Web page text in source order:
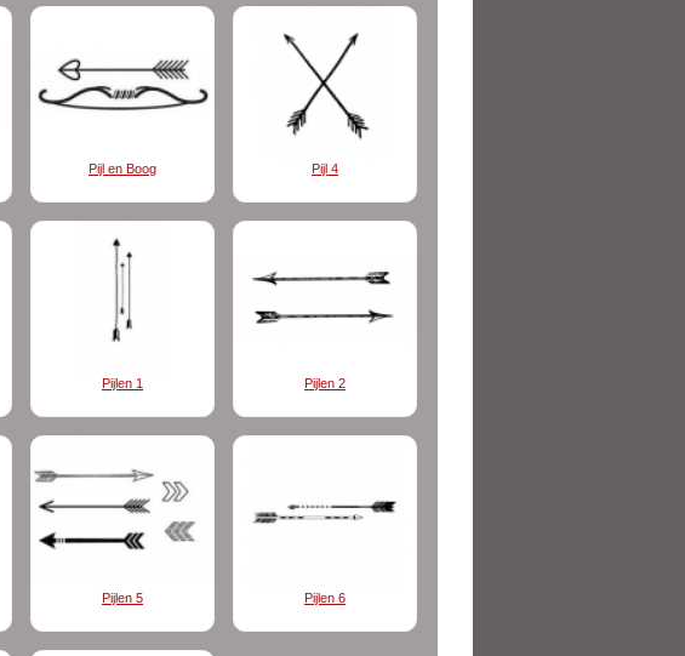
Pijl en Boog Pijl 4
Pijlen 1 Pijlen 2
Pijlen 5 Pijlen 6